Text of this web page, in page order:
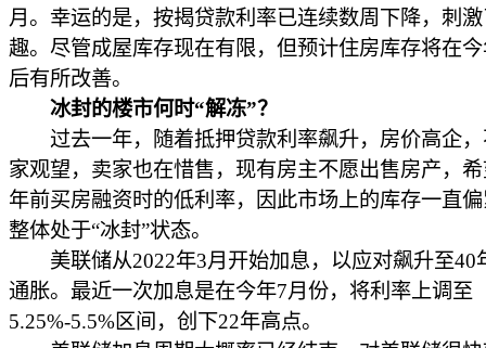
月。幸运的是，按揭贷款利率已连续数周下降，刺
趣。尽管成屋库存现在有限，但预计住房库存将在
后有所改善。
冰封的楼市何时“解冻”？
过去一年，随着抵押贷款利率飙升，房价高企，
家观望，卖家也在惜售，现有房主不愿出售房产，
年前买房融资时的低利率，因此市场上的库存一直
整体处于“冰封”状态。
美联储从2022年3月开始加息，以应对飙升至40
通胀。最近一次加息是在今年7月份，将利率上调至
5.25%-5.5%区间，创下22年高点。